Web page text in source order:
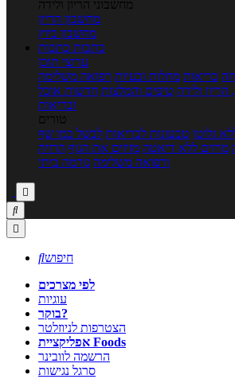
מחשבוני הריון ולידה
מחשבון הריון
מחשבון ביוץ
כתבות כתבות
ערוצי תוכן
בריאות מחלות ובעיות רפואה משלימה
הריון ולידה טיפים והמלצות חדשות אוכל
ובריאות
טורים
גלוטן טבעונות לבריאות לבשל כמו שף
מרזים ללא דיאטה מזיזים את הגוף הרזיה
ורפואה משלימה גורמה ביתי



חיפוש
לפי מצרכים
עוגיות
בוקר?
הצטרפות לניוזלטר
אפליקציית Foods
הרשמה לוובינר
סרגל נגישות